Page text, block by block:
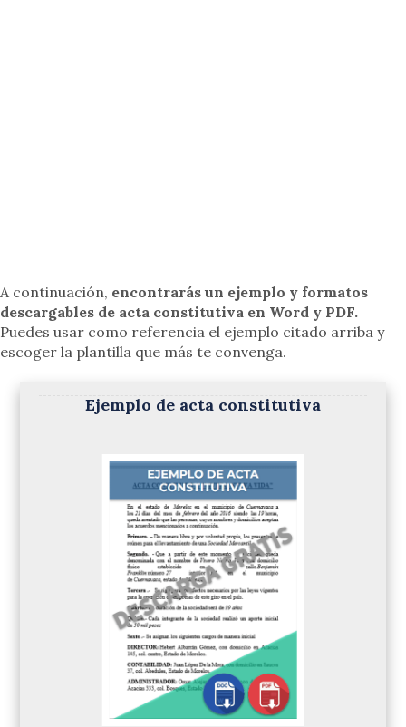
A continuación, encontrarás un ejemplo y formatos
descargables de acta constitutiva en Word y PDF.
Puedes usar como referencia el ejemplo citado arriba y
escoger la plantilla que más te convenga.
Ejemplo de acta constitutiva